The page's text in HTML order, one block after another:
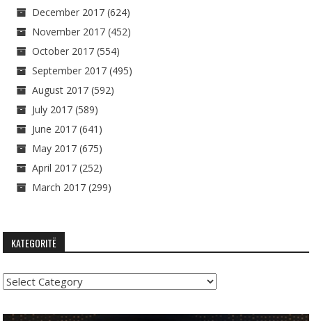
December 2017 (624)
November 2017 (452)
October 2017 (554)
September 2017 (495)
August 2017 (592)
July 2017 (589)
June 2017 (641)
May 2017 (675)
April 2017 (252)
March 2017 (299)
KATEGORITË
Kategoritë